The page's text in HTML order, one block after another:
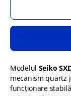
Modelul Seiko
mecanism quartz
funcționare